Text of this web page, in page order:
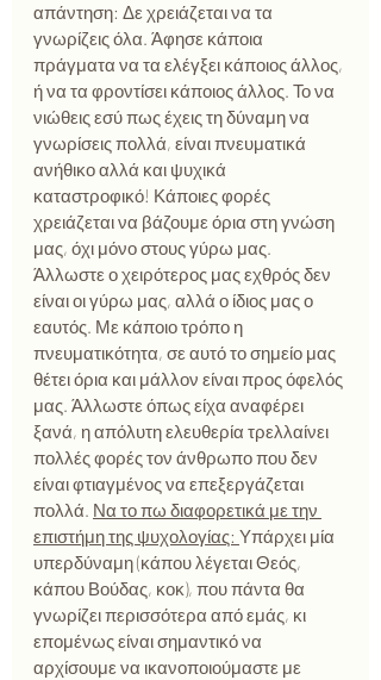
απάντηση: Δε χρειάζεται να τα
γνωρίζεις όλα. Άφησε κάποια
πράγματα να τα ελέγξει κάποιος άλλος,
ή να τα φροντίσει κάποιος άλλος. Το να
νιώθεις εσύ πως έχεις τη δύναμη να
γνωρίσεις πολλά, είναι πνευματικά
ανήθικο αλλά και ψυχικά
καταστροφικό! Κάποιες φορές
χρειάζεται να βάζουμε όρια στη γνώση
μας, όχι μόνο στους γύρω μας.
Άλλωστε ο χειρότερος μας εχθρός δεν
είναι οι γύρω μας, αλλά ο ίδιος μας ο
εαυτός. Με κάποιο τρόπο η
πνευματικότητα, σε αυτό το σημείο μας
θέτει όρια και μάλλον είναι προς όφελός
μας. Άλλωστε όπως είχα αναφέρει
ξανά, η απόλυτη ελευθερία τρελλαίνει
πολλές φορές τον άνθρωπο που δεν
είναι φτιαγμένος να επεξεργάζεται
πολλά. Να το πω διαφορετικά με την
επιστήμη της ψυχολογίας: Υπάρχει μία
υπερδύναμη (κάπου λέγεται Θεός,
κάπου Βούδας, κοκ), που πάντα θα
γνωρίζει περισσότερα από εμάς, κι
επομένως είναι σημαντικό να
αρχίσουμε να ικανοποιούμαστε με